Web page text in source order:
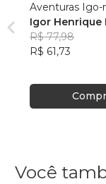
Aventuras Igo-
Igor Henrique
R$ 77,98
R$ 61,73
Você